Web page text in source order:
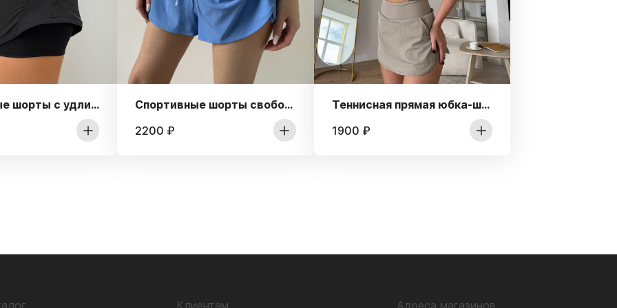
Спортивные шорты с удлиненным подшортником
Спортивные шорты свободного кроя Side
2200 ₽
Теннисная прямая юбка-шорты
1900 ₽